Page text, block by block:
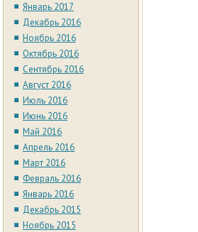
Январь 2017
Декабрь 2016
Ноябрь 2016
Октябрь 2016
Сентябрь 2016
Август 2016
Июль 2016
Июнь 2016
Май 2016
Апрель 2016
Март 2016
Февраль 2016
Январь 2016
Декабрь 2015
Ноябрь 2015